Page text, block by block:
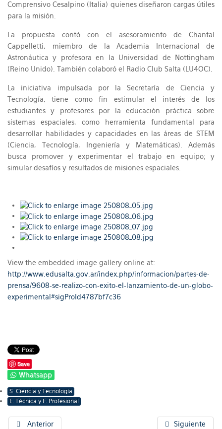
Comprensivo Cesalpino (Italia) quienes diseñaron cargas útiles
para la misión.
La propuesta contó con el asesoramiento de Chantal
Cappelletti, miembro de la Academia Internacional de
Astronáutica y profesora en la Universidad de Nottingham
(Reino Unido). También colaboró el Radio Club Salta (LU4OC).
La iniciativa impulsada por la Secretaría de Ciencia y
Tecnología, tiene como fin estimular el interés de los
estudiantes y profesores por la educación práctica sobre
sistemas espaciales, como herramienta fundamental para
desarrollar habilidades y capacidades en las áreas de STEM
(Ciencia, Tecnología, Ingeniería y Matemáticas). Además
busca promover y experimentar el trabajo en equipo; y
simular desafíos y resultados de misiones espaciales.
View the embedded image gallery online at:
http://www.edusalta.gov.ar/index.php/informacion/partes-de-
prensa/9608-se-realizo-con-exito-el-lanzamiento-de-un-globo-
experimental#sigProId4787bf7c36
Save
Whatsapp
S. Ciencia y Tecnología
E. Técnica y F. Profesional
Anterior Siguiente